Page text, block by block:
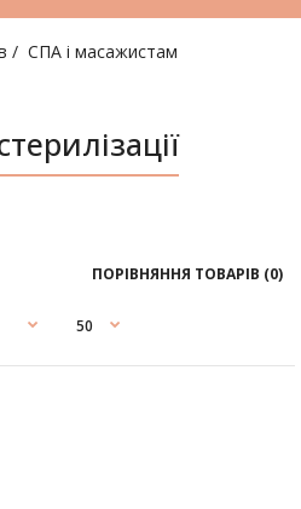
СПА і масажистам
ПОРІВНЯННЯ ТОВАРІВ (0)